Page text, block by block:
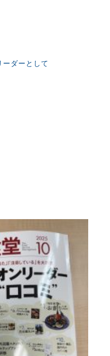
ーダーとして